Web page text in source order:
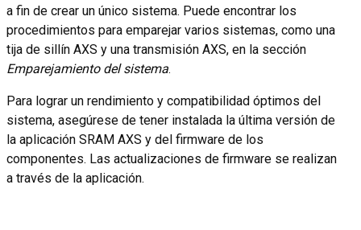
a fin de crear un único sistema. Puede encontrar los
procedimientos para emparejar varios sistemas, como una
tija de sillín AXS y una transmisión AXS, en la sección
Emparejamiento del sistema.
Para lograr un rendimiento y compatibilidad óptimos del
sistema, asegúrese de tener instalada la última versión de
la aplicación SRAM AXS y del firmware de los
componentes. Las actualizaciones de firmware se realizan
a través de la aplicación.